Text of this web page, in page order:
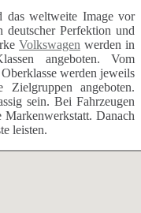
das weltweite Image vor
deutscher Perfektion und
Volkswagen werden in
angeboten. Vom
werden jeweils
Zielgruppen angeboten.
sein. Bei Fahrzeugen
Markenwerkstatt. Danach
leisten.